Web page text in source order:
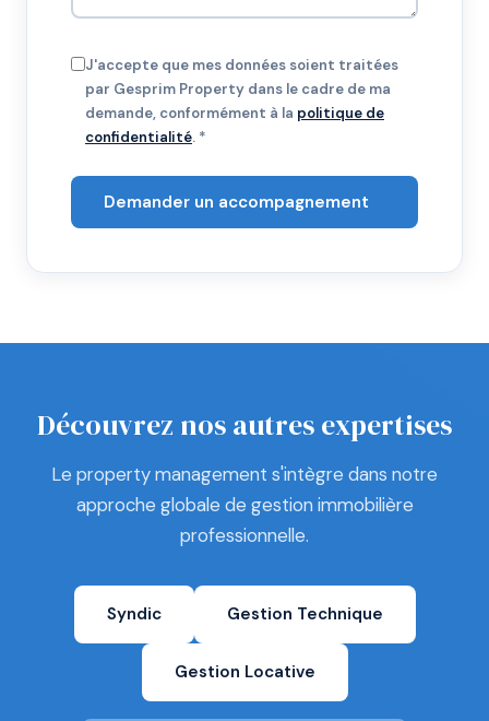
J'accepte que mes données soient traitées
par Gesprim Property dans le cadre de ma
demande, conformément à la politique de
confidentialité. *
Demander un accompagnement
Découvrez nos autres expertises
Le property management s'intègre dans notre
approche globale de gestion immobilière
professionnelle.
Syndic Gestion Technique
Gestion Locative